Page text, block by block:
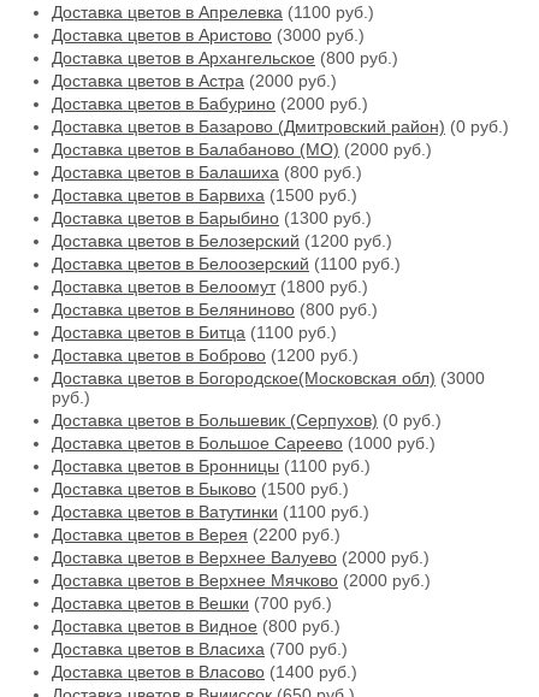
Доставка цветов в Апрелевка (1100 руб.)
Доставка цветов в Аристово (3000 руб.)
Доставка цветов в Архангельское (800 руб.)
Доставка цветов в Астра (2000 руб.)
Доставка цветов в Бабурино (2000 руб.)
Доставка цветов в Базарово (Дмитровский район) (0 руб.)
Доставка цветов в Балабаново (МО) (2000 руб.)
Доставка цветов в Балашиха (800 руб.)
Доставка цветов в Барвиха (1500 руб.)
Доставка цветов в Барыбино (1300 руб.)
Доставка цветов в Белозерский (1200 руб.)
Доставка цветов в Белоозерский (1100 руб.)
Доставка цветов в Белоомут(1800 руб.)
Доставка цветов в Беляниново (800 руб.)
Доставка цветов в Битца (1100 руб.)
Доставка цветов в Боброво (1200 руб.)
Доставка цветов в Богородское(Московская обл) (3000
руб.)
Доставка цветов в Большевик (Серпухов) (0 руб.)
Доставка цветов в Большое Сареево (1000 руб.)
Доставка цветов в Бронницы (1100 руб.)
Доставка цветов в Быково (1500 руб.)
Доставка цветов в Ватутинки (1100 руб.)
Доставка цветов в Верея (2200 руб.)
Доставка цветов в Верхнее Валуево (2000 руб.)
Доставка цветов в Верхнее Мячково (2000 руб.)
Доставка цветов в Вешки (700 руб.)
Доставка цветов в Видное (800 руб.)
Доставка цветов в Власиха (700 руб.)
Доставка цветов в Власово (1400 руб.)